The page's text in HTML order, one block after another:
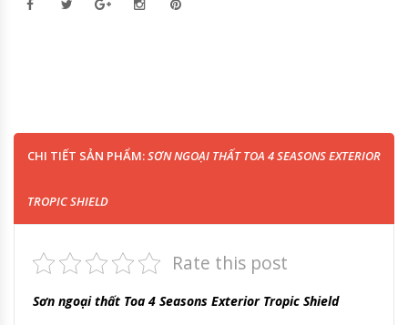
CHI TIẾT SẢN PHẨM:SƠN NGOẠI THẤT TOA 4 SEASONS EXTERIOR
TROPIC SHIELD
Rate this post
Sơn ngoại thất Toa 4 Seasons Exterior Tropic Shield